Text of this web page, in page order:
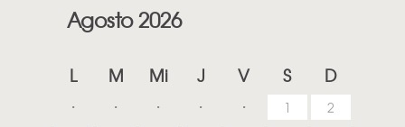
Agosto 2026
L M Mi J V S D
1
2